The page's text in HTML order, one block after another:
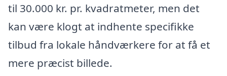
til 30.000 kr. pr. kvadratmeter, men det
kan være klogt at indhente specifikke
tilbud fra lokale håndværkere for at få et
mere præcist billede.